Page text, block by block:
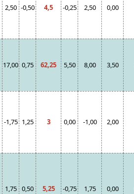
2,50 -0,50 4,5 -0,25 2,50 0,00
17,00 0,75 62,25 5,50 8,00 3,50
-1,75 1,25 3 0,00 -1,00 2,00
1,75 0,50 5,25 -0,75 1,75 0,00